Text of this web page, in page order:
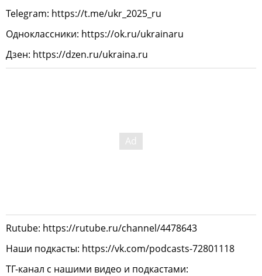
Telegram: https://t.me/ukr_2025_ru
Одноклассники: https://ok.ru/ukrainaru
Дзен: https://dzen.ru/ukraina.ru
Rutube: https://rutube.ru/channel/4478643
Наши подкасты: https://vk.com/podcasts-72801118
ТГ-канал с нашими видео и подкастами: